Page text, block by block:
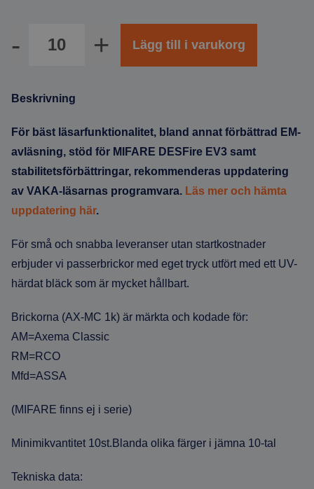
Lägg till i varukorg
Beskrivning
För bäst läsarfunktionalitet, bland annat förbättrad EM-
avläsning, stöd för MIFARE DESFire EV3 samt
stabilitetsförbättringar, rekommenderas uppdatering
av VAKA-läsarnas programvara. Läs mer och hämta
uppdatering här.
För små och snabba leveranser utan startkostnader
erbjuder vi passerbrickor med eget tryck utfört med ett UV-
härdat bläck som är mycket hållbart.
Brickorna (AX-MC 1k) är märkta och kodade för:
AM=Axema Classic
RM=RCO
Mfd=ASSA
(MIFARE finns ej i serie)
Minimikvantitet 10st.Blanda olika färger i jämna 10-tal
Tekniska data: